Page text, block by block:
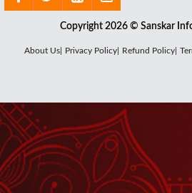
खिलखिलाकर हंस
August 01, 2026
हमारा Mindset
Copyright 2026 © Sanskar
About Us| Privacy Policy| Refund Policy|